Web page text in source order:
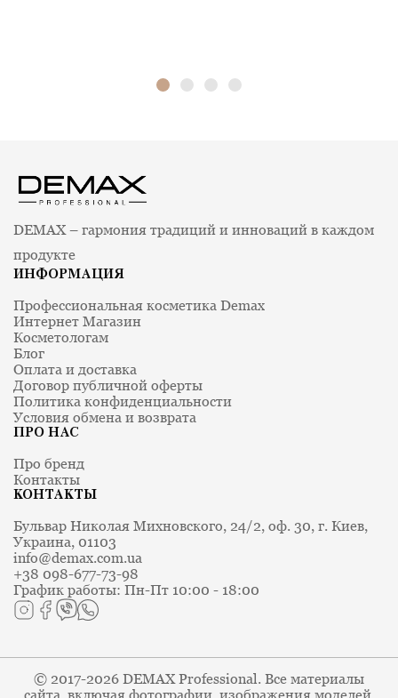
DEMAX – гармония традиций и инноваций в каждом
продукте
ИНФОРМАЦИЯ
Профессиональная косметика Demax
Интернет Магазин
Косметологам
Блог
Оплата и доставка
Договор публичной оферты
Политика конфиденциальности
Условия обмена и возврата
ПРО НАС
Про бренд
Контакты
КОНТАКТЫ
Бульвар Николая Михновского, 24/2, оф. 30, г. Киев,
Украина, 01103
info@demax.com.ua
+38 098-677-73-98
График работы: Пн-Пт 10:00 - 18:00
© 2017-2026 DEMAX Professional. Все материалы